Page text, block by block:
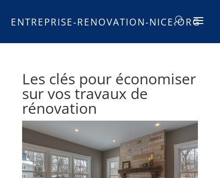
ENTREPRISE-RENOVATION-NICE.ORG
Les clés pour économiser
sur vos travaux de
rénovation